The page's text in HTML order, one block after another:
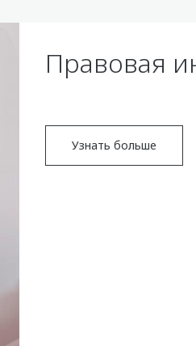
Правовая
Узнать больше